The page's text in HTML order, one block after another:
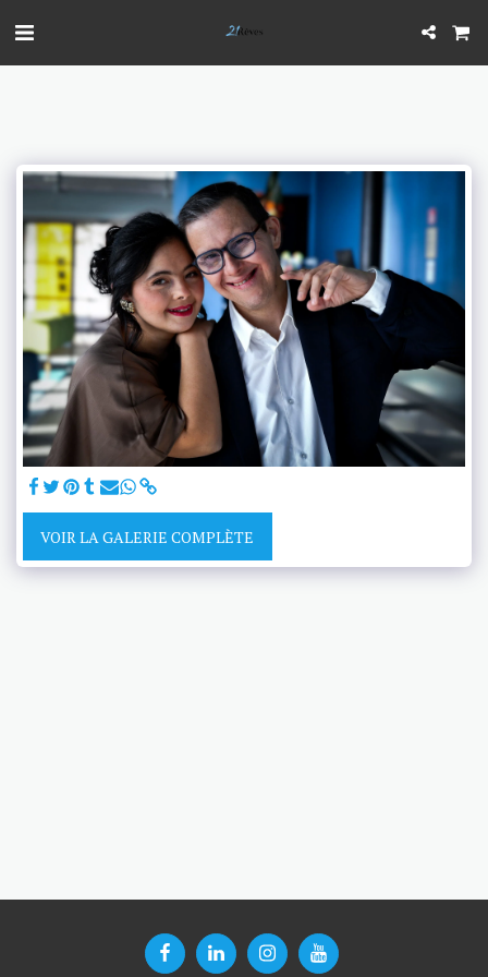
VOIR LA GALERIE COMPLÈTE